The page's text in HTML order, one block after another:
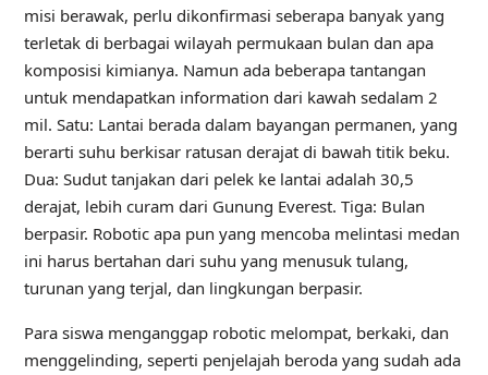
misi berawak, perlu dikonfirmasi seberapa banyak yang
terletak di berbagai wilayah permukaan bulan dan apa
komposisi kimianya. Namun ada beberapa tantangan
untuk mendapatkan information dari kawah sedalam 2
mil. Satu: Lantai berada dalam bayangan permanen, yang
berarti suhu berkisar ratusan derajat di bawah titik beku.
Dua: Sudut tanjakan dari pelek ke lantai adalah 30,5
derajat, lebih curam dari Gunung Everest. Tiga: Bulan
berpasir. Robotic apa pun yang mencoba melintasi medan
ini harus bertahan dari suhu yang menusuk tulang,
turunan yang terjal, dan lingkungan berpasir.
Para siswa menganggap robotic melompat, berkaki, dan
menggelinding, seperti penjelajah beroda yang sudah ada